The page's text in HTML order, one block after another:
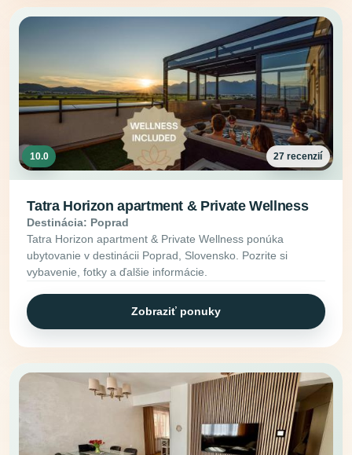
10.0 27 recenzií
Tatra Horizon apartment & Private Wellness
Destinácia: Poprad
Tatra Horizon apartment & Private Wellness ponúka
ubytovanie v destinácii Poprad, Slovensko. Pozrite si
vybavenie, fotky a ďalšie informácie.
Zobraziť ponuky